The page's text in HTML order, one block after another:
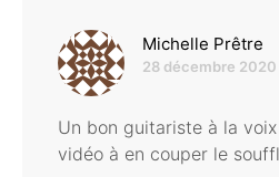
Michelle Prêtre
28 décembre 2020
Un bon guitariste à la
vidéo à en couper le